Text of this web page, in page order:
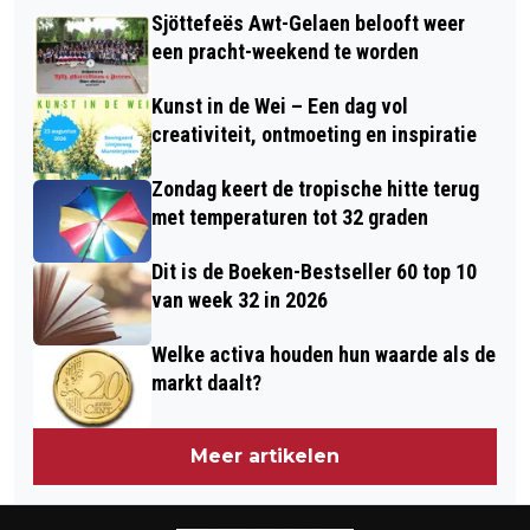
GELEEN 2026
INTERNATIONALE ONDERZOEKEN
NAAR HARTFALEN
Sjöttefeës Awt-Gelaen belooft weer
een pracht-weekend te worden
Kunst in de Wei – Een dag vol
creativiteit, ontmoeting en inspiratie
Zondag keert de tropische hitte terug
met temperaturen tot 32 graden
Dit is de Boeken-Bestseller 60 top 10
van week 32 in 2026
Welke activa houden hun waarde als de
markt daalt?
Meer artikelen